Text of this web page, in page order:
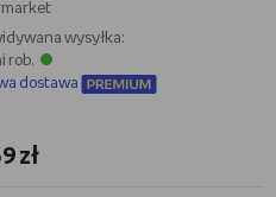
wysyłka:
rob.
dostawa
zł